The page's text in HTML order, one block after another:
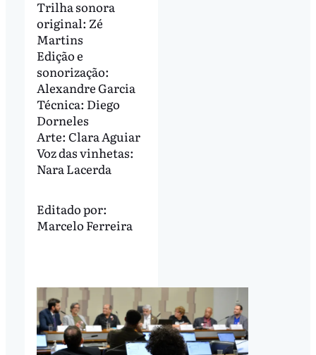
Trilha sonora
original: Zé
Martins
Edição e
sonorização:
Alexandre Garcia
Técnica: Diego
Dorneles
Arte: Clara Aguiar
Voz das vinhetas:
Nara Lacerda
Editado por:
Marcelo Ferreira